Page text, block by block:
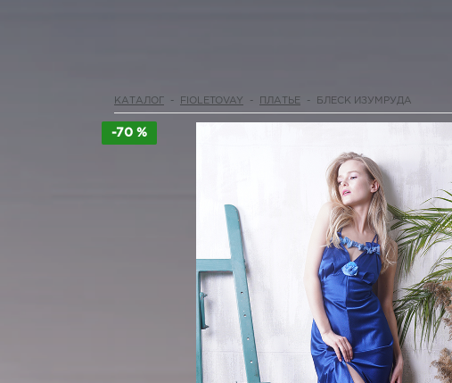
КАТАЛОГ - FIOLETOVAY - ПЛАТЬЕ - БЛЕСК ИЗУМРУДА
-70 %